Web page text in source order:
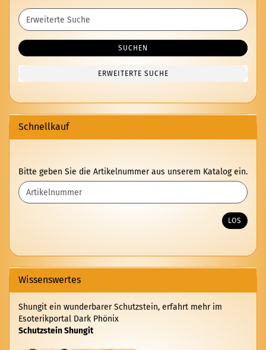
Erweiterte
Suche
SUCHEN
ERWEITERTE SUCHE
Schnellkauf
BITTE
GEBEN
SIE
DIE
KATALOG
EIN.
Bitte geben Sie die Artikelnummer aus unserem Katalog ein.
LOS
Wissenswertes
Shungit ein wunderbarer Schutzstein, erfahrt mehr im
Esoterikportal Dark Phönix
Schutzstein Shungit